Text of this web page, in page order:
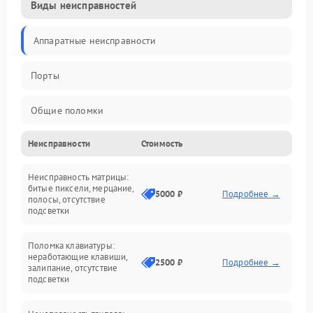
Виды неисправностей
Аппаратные неисправности
Порты
Общие поломки
Устройства
Программные ошибки
Электрические и системные сбои
Интерфейсные проблемы
Батарея
Неисправности Стоимость
Неисправность матрицы:
битые пиксели, мерцание,
полосы, отсутствие
подсветки
5000 ₽ Подробнее →
Поломка клавиатуры:
неработающие клавиши,
залипание, отсутствие
подсветки
2500 ₽ Подробнее →